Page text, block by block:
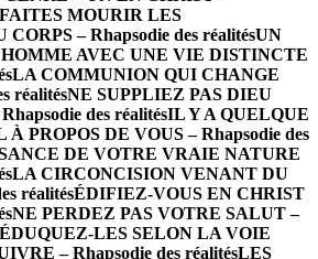
FAITES MOURIR LES
– Rhapsodie des réalitésUN
AVEC UNE VIE DISTINCTE
LA COMMUNION QUI CHANGE
réalitésNE SUPPLIEZ PAS DIEU
des réalitésIL Y A QUELQUE
PROPOS DE VOUS – Rhapsodie des
DE VOTRE VRAIE NATURE
LA CIRCONCISION VENANT DU
réalitésÉDIFIEZ-VOUS EN CHRIST
NE PERDEZ PAS VOTRE SALUT –
ÉDUQUEZ-LES SELON LA VOIE
– Rhapsodie des réalitésLES